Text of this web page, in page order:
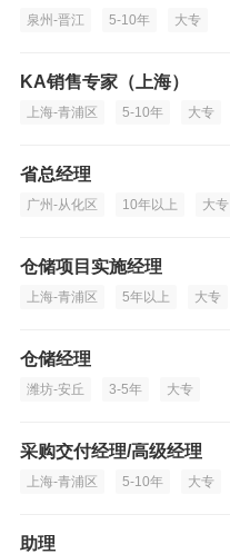
泉州-晋江 5-10年 大专
KA销售专家（上海）
上海-青浦区 5-10年 大专
省总经理
广州-从化区 10年以上 大专
仓储项目实施经理
上海-青浦区 5年以上 大专
仓储经理
潍坊-安丘 3-5年 大专
采购交付经理/高级经理
上海-青浦区 5-10年 大专
助理